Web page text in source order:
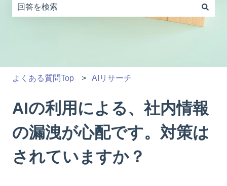
検索フィールドが空なので、候補はありません。
よくある質問Top AIリサーチ
AIの利用による、社内情報
の漏洩が心配です。対策は
されていますか？